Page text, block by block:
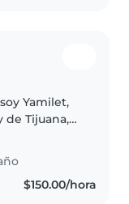
Yamilet,
de Tijuana,
quieren
lo necesario..
$150.00/hora